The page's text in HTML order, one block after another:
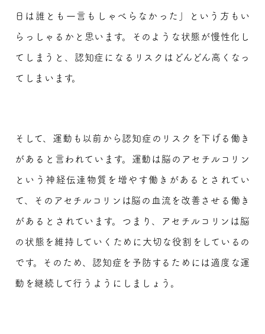
日は誰とも一言もしゃべらなかった」という方もい
らっしゃるかと思います。そのような状態が慢性化し
てしまうと、認知症になるリスクはどんどん高くなっ
てしまいます。
そして、運動も以前から認知症のリスクを下げる働き
があると言われています。運動は脳のアセチルコリン
という神経伝達物質を増やす働きがあるとされてい
て、そのアセチルコリンは脳の血流を改善させる働き
があるとされています。つまり、アセチルコリンは脳
の状態を維持していくために大切な役割をしているの
です。そのため、認知症を予防するためには適度な運
動を継続して行うようにしましょう。